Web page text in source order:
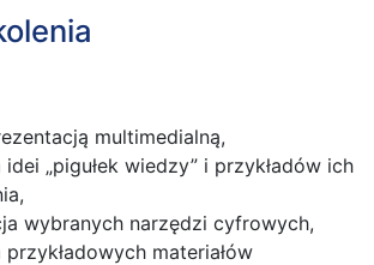
multimedialną,
„pigułek wiedzy” i przykładów ich
wybranych narzędzi cyfrowych,
materiałów